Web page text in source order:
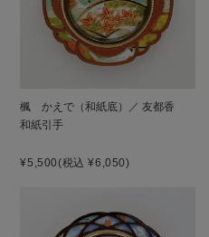
楓 かえで（和紙底）／ 友都香
和紙引手
¥5,500(税込 ¥6,050)